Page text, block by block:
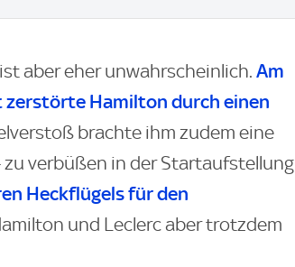
aber eher unwahrscheinlich. Am
zerstörte Hamilton durch einen
brachte ihm zudem eine
verbüßen in der Startaufstellung
Heckflügels für den
und Leclerc aber trotzdem